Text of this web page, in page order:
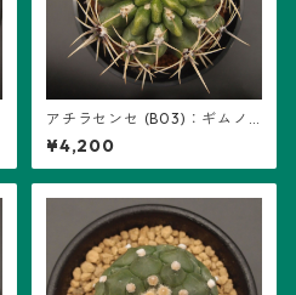
アチラセンセ (B03)：ギムノ
カリキウム属 ※実生、曙斑
¥4,200